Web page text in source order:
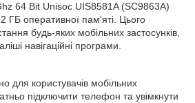
64 Bit Unisoc UIS8581A (SC9863A)
ГБ оперативної пам'яті. Цього
будь-яких мобільних застосунків,
навігаційні програми.
для користувачів мобільних
підключити телефон та увімкнути